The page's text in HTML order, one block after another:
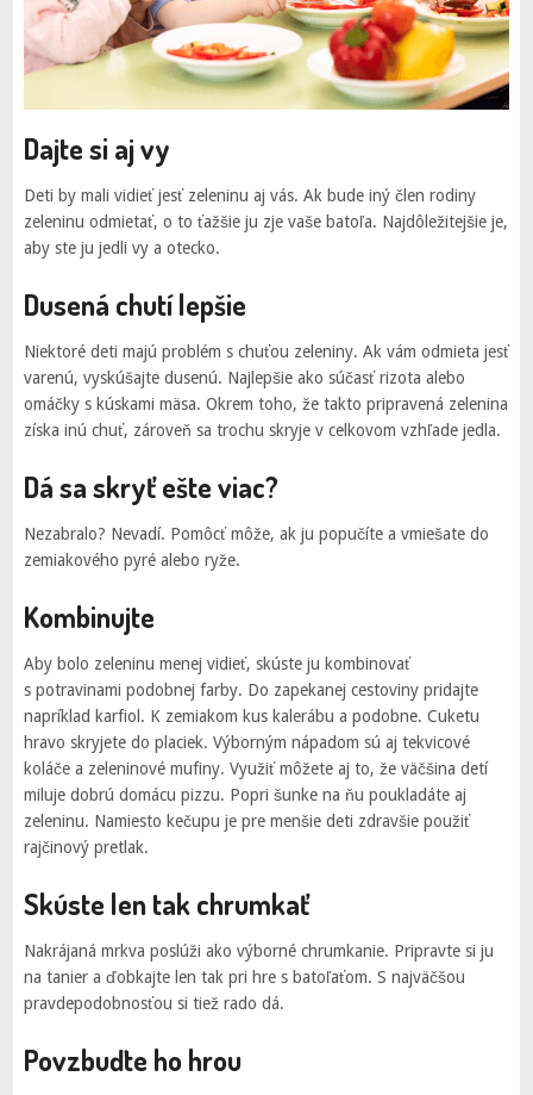
Dajte si aj vy
Deti by mali vidieť jesť zeleninu aj vás. Ak bude iný člen rodiny
zeleninu odmietať, o to ťažšie ju zje vaše batoľa. Najdôležitejšie je,
aby ste ju jedli vy a otecko.
Dusená chutí lepšie
Niektoré deti majú problém s chuťou zeleniny. Ak vám odmieta jesť
varenú, vyskúšajte dusenú. Najlepšie ako súčasť rizota alebo
omáčky s kúskami mäsa. Okrem toho, že takto pripravená zelenina
získa inú chuť, zároveň sa trochu skryje v celkovom vzhľade jedla.
Dá sa skryť ešte viac?
Nezabralo? Nevadí. Pomôcť môže, ak ju popučíte a vmiešate do
zemiakového pyré alebo ryže.
Kombinujte
Aby bolo zeleninu menej vidieť, skúste ju kombinovať
s potravinami podobnej farby. Do zapekanej cestoviny pridajte
napríklad karfiol. K zemiakom kus kalerábu a podobne. Cuketu
hravo skryjete do placiek. Výborným nápadom sú aj tekvicové
koláče a zeleninové mufiny. Využiť môžete aj to, že väčšina detí
miluje dobrú domácu pizzu. Popri šunke na ňu poukladáte aj
zeleninu. Namiesto kečupu je pre menšie deti zdravšie použiť
rajčinový pretlak.
Skúste len tak chrumkať
Nakrájaná mrkva poslúži ako výborné chrumkanie. Pripravte si ju
na tanier a ďobkajte len tak pri hre s batoľaťom. S najväčšou
pravdepodobnosťou si tiež rado dá.
Povzbuďte ho hrou